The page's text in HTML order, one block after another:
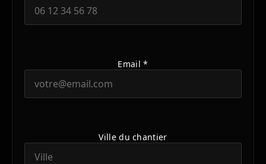
Email *
Ville du chantier